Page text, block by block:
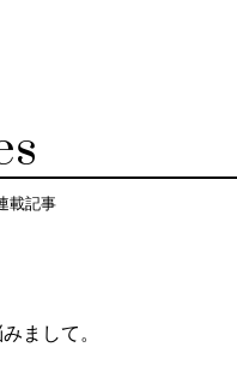
載記事
まして。